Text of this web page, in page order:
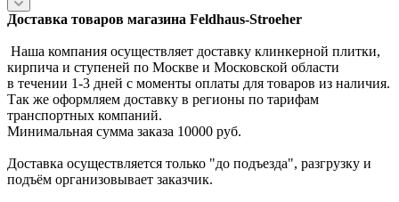
Доставка товаров магазина Feldhaus-Stroeher
Наша компания осуществляет доставку клинкерной плитки,
кирпича и ступеней по Москве и Московской области
в течении 1-3 дней с моменты оплаты для товаров из наличия.
Так же оформляем доставку в регионы по тарифам
транспортных компаний.
Минимальная сумма заказа 10000 руб.
Доставка осуществляется только "до подъезда", разгрузку и
подъём организовывает заказчик.